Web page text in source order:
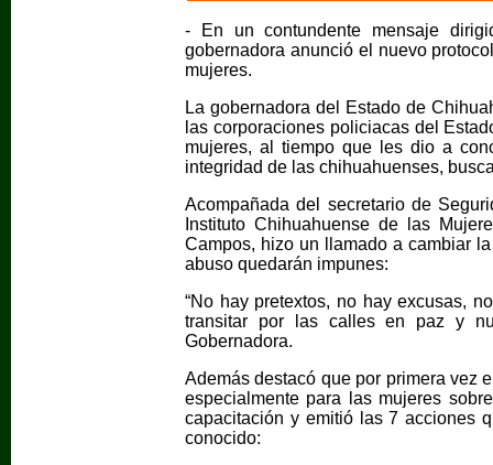
- En un contundente mensaje
gobernadora anunció el nuevo
mujeres.
La gobernadora del Estado de
las corporaciones policiacas del
mujeres, al tiempo que les dio a
integridad de las chihuahuenses,
Acompañada del secretario de
Instituto Chihuahuense de las
Campos, hizo un llamado a cambiar
abuso quedarán impunes:
“No hay pretextos, no hay excusas,
transitar por las calles en paz y
Gobernadora.
Además destacó que por primera vez
especialmente para las mujeres
capacitación y emitió las 7 acciones
conocido: